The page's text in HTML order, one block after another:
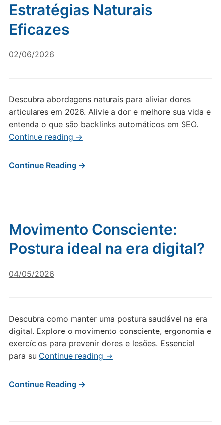
Estratégias Naturais
Eficazes
02/06/2026
Descubra abordagens naturais para aliviar dores
articulares em 2026. Alivie a dor e melhore sua vida e
entenda o que são backlinks automáticos em SEO.
Continue reading →
Continue Reading →
Movimento Consciente:
Postura ideal na era digital?
04/05/2026
Descubra como manter uma postura saudável na era
digital. Explore o movimento consciente, ergonomia e
exercícios para prevenir dores e lesões. Essencial
para su Continue reading →
Continue Reading →